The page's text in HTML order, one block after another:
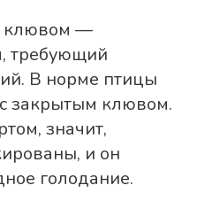
клювом —
требующий
В норме птицы
закрытым клювом.
значит,
и он
голодание.